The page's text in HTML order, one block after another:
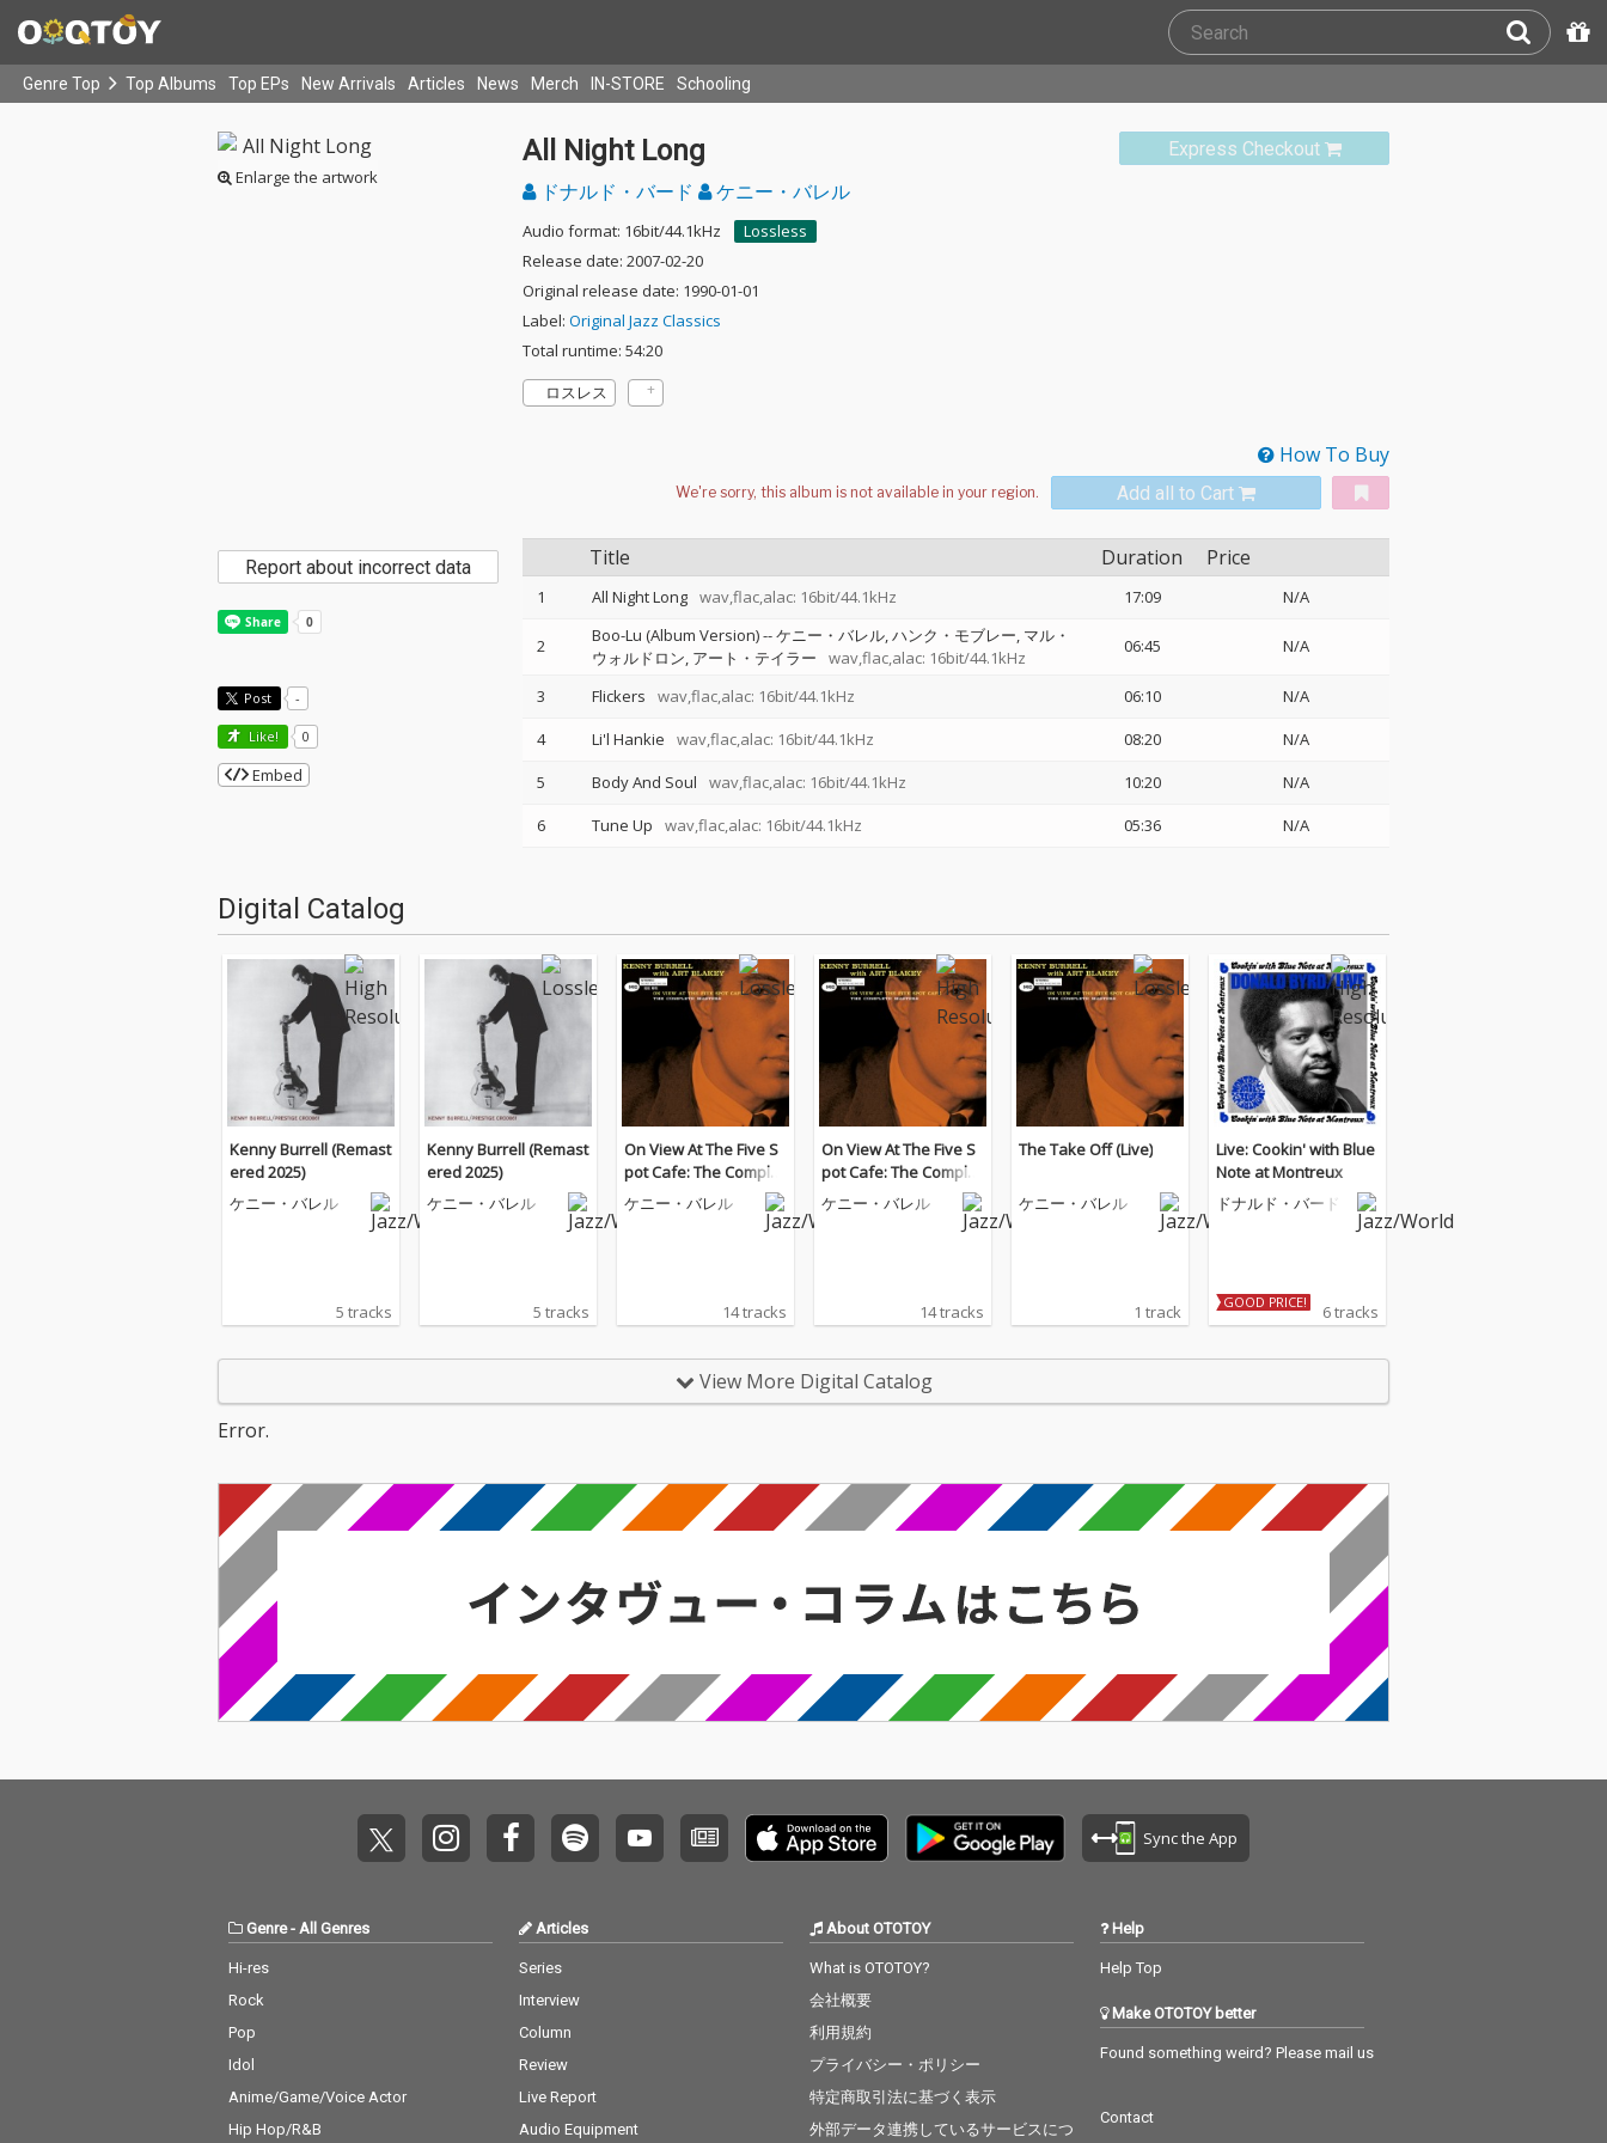
Genre Top Top Albums Top EPs New Arrivals Articles News Merch IN-STORE Schooling
Enlarge the artwork
Express Checkout
All Night Long
ドナルド・バード ケニー・バレル
Audio format: 16bit/44.1kHz
Lossless
Release date: 2007-02-20
Original release date: 1990-01-01
Label: Original Jazz Classics
Total runtime: 54:20
ロスレス
How To Buy
Add all to Cart
Title Duration Price
1 All Night Long wav,flac,alac: 16bit/44.1kHz 17:09 N/A
2 Boo-Lu (Album Version)--ケニー・バレル ハンク・モブレー マル・
ウォルドロン アート・テイラー wav,flac,alac: 16bit/44.1kHz
06:45 N/A
3 Flickers wav,flac,alac: 16bit/44.1kHz 06:10
N/A
4
Li'l Hankie wav,flac,alac: 16bit/44.1kHz 08:20
N/A
5
Body And Soul wav,flac,alac: 16bit/44.1kHz 10:20
N/A
6
Tune Up wav,flac,alac: 16bit/44.1kHz 05:36 N/A
Report about incorrect data
Post -
Like! 0
Embed
Digital Catalog
Kenny Burrell (Remast
ered 2025)
ケニー・バレル
5 tracks
Kenny Burrell (Remast
ered 2025)
ケニー・バレル
5 tracks
On View At The Five S
pot Cafe: The Complet
e Masters (Live)
ケニー・バレル
14 tracks
On View At The Five S
pot Cafe: The Complet
e Masters (Live)
ケニー・バレル
14 tracks
The Take Off (Live)
ケニー・バレル
1 track
Live: Cookin' with Blue
Note at Montreux
ドナルド・バード
GOOD PRICE! 6 tracks
View More Digital Catalog
Error.
Sync the App
Genre- All Genres
Hi-res
Rock
Pop
Idol
Anime/Game/Voice Actor
Hip Hop/R&B
Articles
Series
Interview
Column
Review
Live Report
Audio Equipment
About OTOTOY
What is OTOTOY?
会社概要
利用規約
プライバシー・ポリシー
特定商取引法に基づく表示
外部データ連携しているサービスにつ
Help
Help Top
Make OTOTOY better
Found something weird? Please mail us
Contact